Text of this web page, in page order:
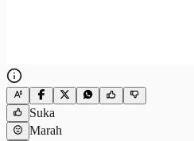
Suka
Marah